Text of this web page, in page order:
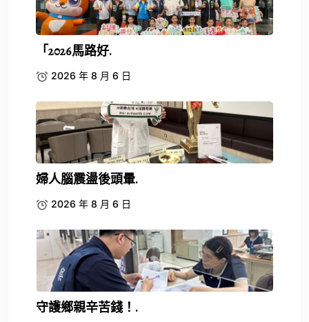
「2026馬路好.
2026 年 8 月 6 日
婦人腦震盪後頭暈.
2026 年 8 月 6 日
守護鄉親辛苦錢！.